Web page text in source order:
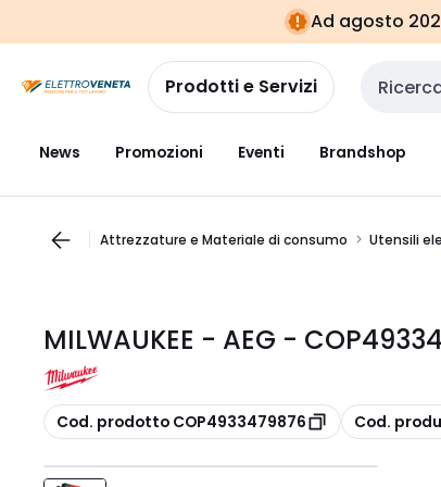
navigazionealla
pagina
Ad agosto
Prodotti e Servizi Cerca
News Promozioni Eventi Brandshop
Attrezzature e Materiale di consumo Utensili
MILWAUKEE - AEG -
copia
Cod. prodotto COP4933479876 copia
Cod.